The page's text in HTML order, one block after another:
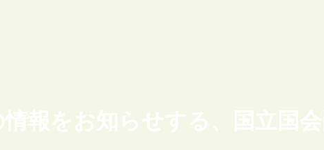
報をお知らせする、国立国